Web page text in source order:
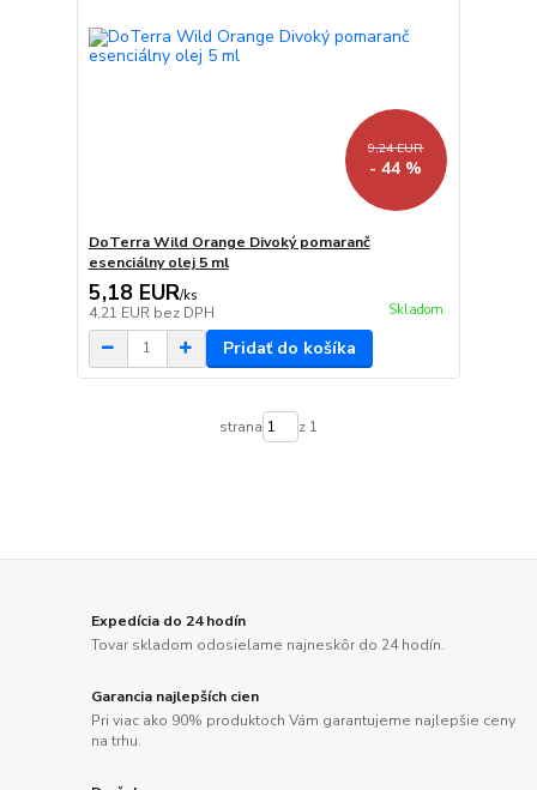
9,24 EUR
- 44 %
DoTerra Wild Orange Divoký pomaranč
esenciálny olej 5 ml
5,18 EUR/ks
4,21 EUR bez DPH Skladom
Pridať do košíka
strana z 1
Expedícia do 24 hodín
Tovar skladom odosielame najneskôr do 24 hodín.
Garancia najlepších cien
Pri viac ako 90% produktoch Vám garantujeme najlepšie ceny
na trhu.